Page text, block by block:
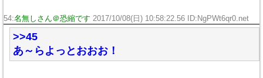
54:名無しさん＠恐縮です 2017/10/08(日) 10:58:22.56 ID:NgPWt6qr0.net
>>45
あ～らよっとおおお！